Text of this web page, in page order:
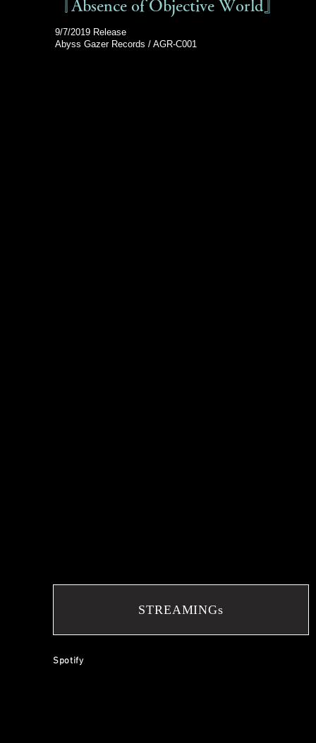
『Absence of Objective World』
9/7/2019 Release
Abyss Gazer Records / AGR-C001
STREAMINGs
Spotify